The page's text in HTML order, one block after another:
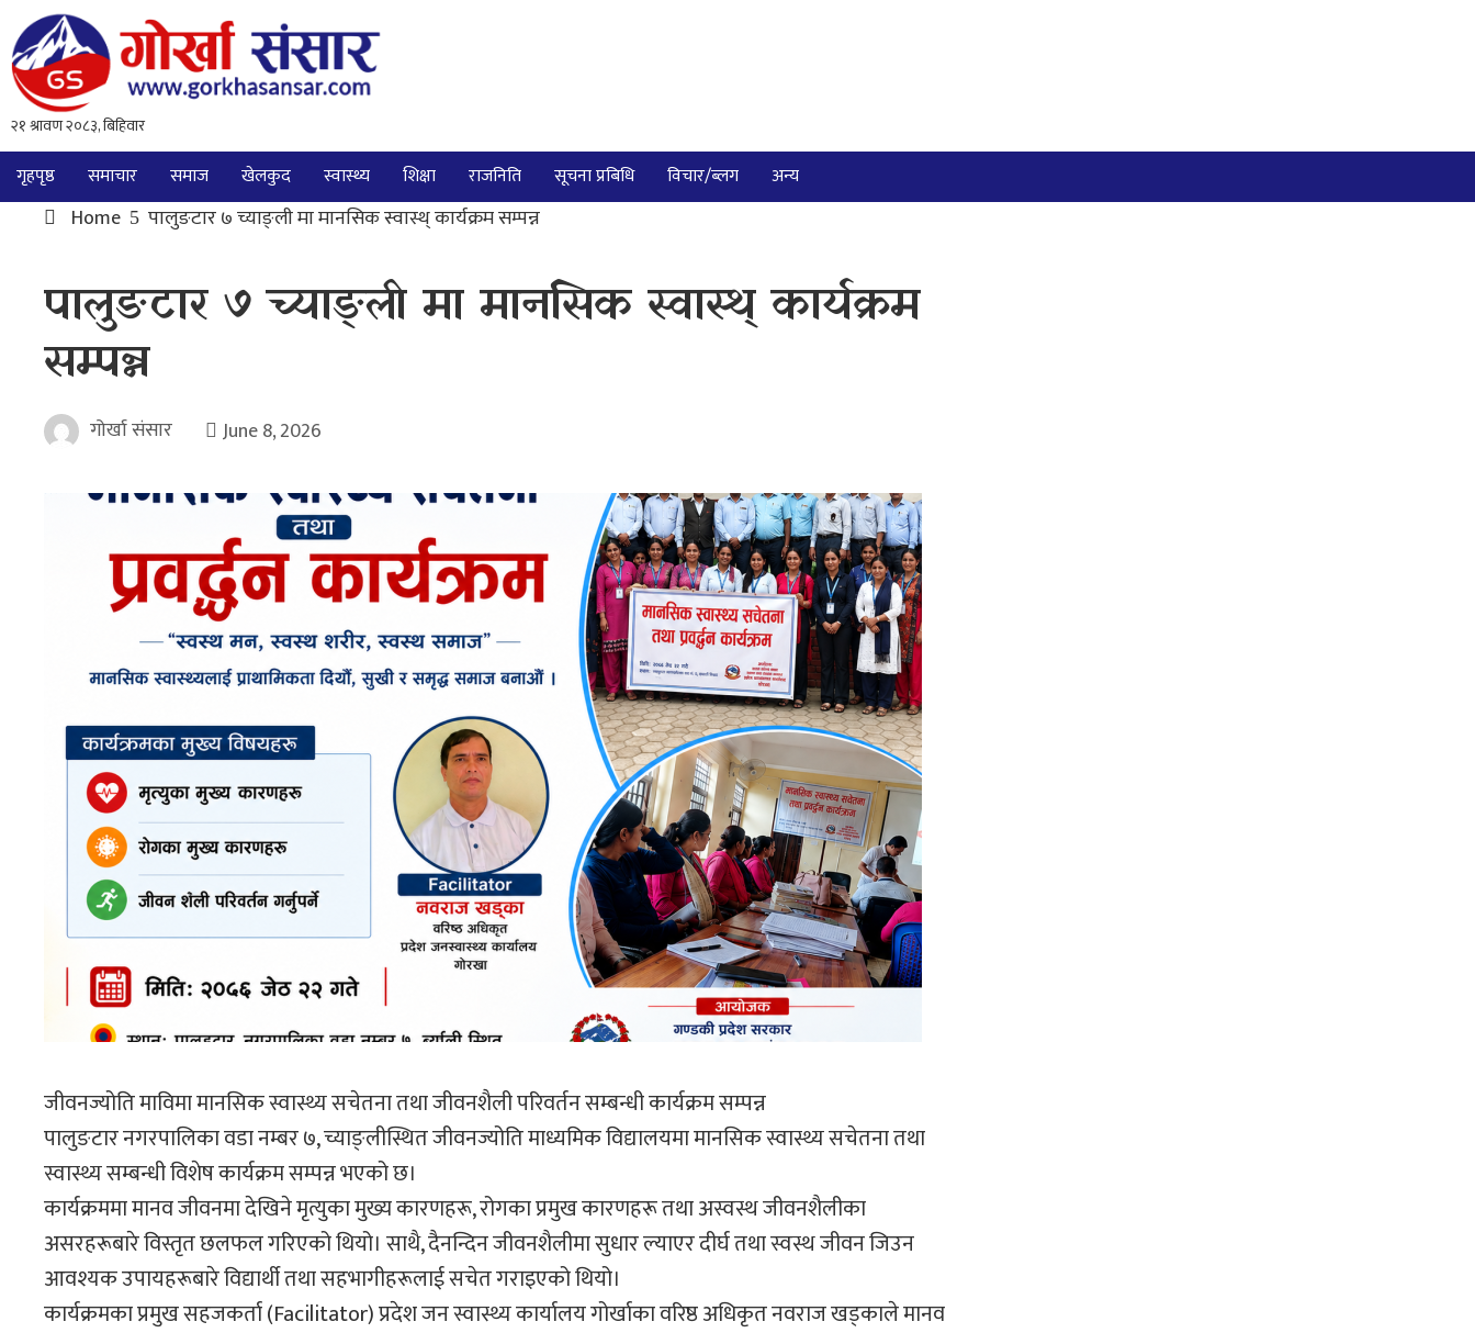
गृहपृष्ठ समाचार समाज खेलकुद स्वास्थ्य शिक्षा राजनिति सूचना प्रबिधि विचार/ब्लग अन्य
Home पालुङटार ७ च्याङ्ली मा मानसिक स्वास्थ् कार्यक्रम सम्पन्न
पालुङटार ७ च्याङ्ली मा मानसिक स्वास्थ् कार्यक्रम
सम्पन्न
गोर्खा संसार June 8, 2026
जीवनज्योति माविमा मानसिक स्वास्थ्य सचेतना तथा जीवनशैली परिवर्तन सम्बन्धी कार्यक्रम सम्पन्न
पालुङटार नगरपालिका वडा नम्बर ७, च्याङ्लीस्थित जीवनज्योति माध्यमिक विद्यालयमा मानसिक स्वास्थ्य सचेतना तथा
स्वास्थ्य सम्बन्धी विशेष कार्यक्रम सम्पन्न भएको छ।
कार्यक्रममा मानव जीवनमा देखिने मृत्युका मुख्य कारणहरू, रोगका प्रमुख कारणहरू तथा अस्वस्थ जीवनशैलीका
असरहरूबारे विस्तृत छलफल गरिएको थियो। साथै, दैनन्दिन जीवनशैलीमा सुधार ल्याएर दीर्घ तथा स्वस्थ जीवन जिउन
आवश्यक उपायहरूबारे विद्यार्थी तथा सहभागीहरूलाई सचेत गराइएको थियो।
कार्यक्रमका प्रमुख सहजकर्ता (Facilitator) प्रदेश जन स्वास्थ्य कार्यालय गोर्खाका वरिष्ठ अधिकृत नवराज खड्काले मानव